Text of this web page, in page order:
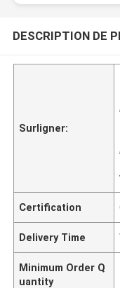
DESCRIPTION DE
Surligner:
,
,
Certification
Delivery Time
Minimum Order Q
uantity